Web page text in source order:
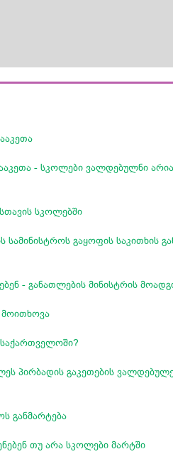
- სკოლები ვალდებულნი
სკოლებში
გაყოფის საკითხის
- განათლების მინისტრის
მოითხოვა
პირბადის გაკეთების
განმარტება
თუ არა სკოლები მარტში